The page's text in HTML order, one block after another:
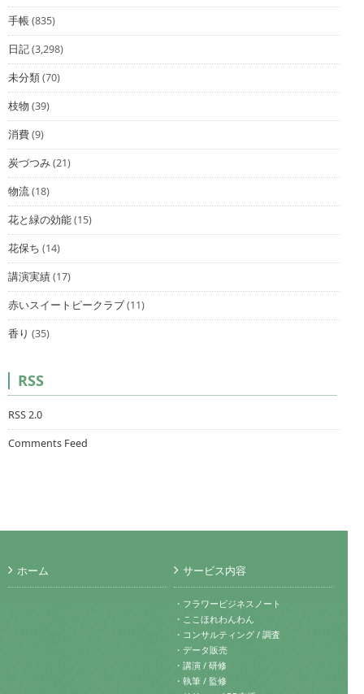
手帳(835)
日記(3,298)
未分類(70)
枝物 (39)
消費(9)
炭づつみ(21)
物流(18)
花と緑の効能(15)
花保ち (14)
講演実績(17)
赤いスイートピークラブ(11)
香り (35)
RSS
RSS 2.0
Comments Feed
ホーム サービス内容
・フラワービジネスノート
・ここほれわんわん
・コンサルティング / 調査
・データ販売
・講演 / 研修
・執筆 / 監修